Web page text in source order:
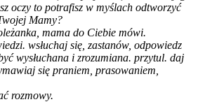
oczy to potrafisz w myślach odtworzyć
Mamy?
mama do Ciebie mówi.
wsłuchaj się, zastanów, odpowiedz
wysłuchana i zrozumiana. przytul. daj
się praniem, prasowaniem,
rozmowy.